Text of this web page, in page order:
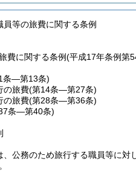
員等の旅費に関する条例
費に関する条例(平成17年条例第
条―第13条)
の旅費(第14条―第27条)
の旅費(第28条―第36条)
条―第40条)
、公務のため旅行する職員等に